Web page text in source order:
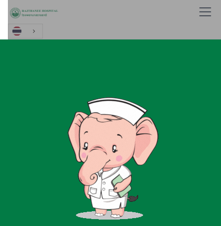
บริการทางการแพทย์ (Privacy
Notices)
โรงพยาบาลราชธานี (ต่อไปนี้เรียกว่า “โรงพยาบาล”) ในฐานะผู้ควบคุม
ข้อมูลส่วนบุคคลตามพระราชบัญญัติคุ้มครองข้อมูลส่วนบุคคล พ.ศ.
2562 ให้ความสำคัญต่อการคุ้มครองข้อมูลส่วนบุคคลของผู้รับ
บริการทางการแพทย์ (ต่อไปนี้เรียกว่า “ท่าน”) ที่เข้ารับบริการในโรง
พยาบาล จึงจัดทำคำประกาศความเป็นส่วนตัวสำหรับผู้รับบริการ
ทางการแพทย์ เพื่ออธิบายให้ท่านทราบว่า โรงพยาบาลเก็บรวบรวม ใช้